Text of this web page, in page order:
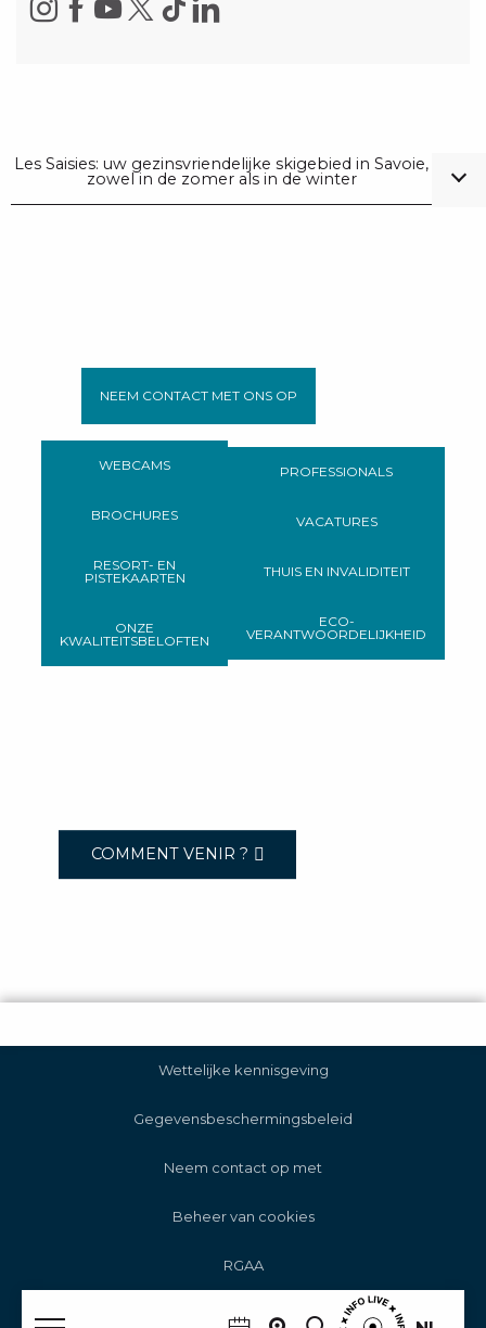
Les Saisies: uw gezinsvriendelijke skigebied in Savoie,
zowel in de zomer als in de winter
NEEM CONTACT MET ONS OP
WEBCAMS
BROCHURES
RESORT- EN
PISTEKAARTEN
ONZE
KWALITEITSBELOFTEN
PROFESSIONALS
VACATURES
THUIS EN INVALIDITEIT
ECO-
VERANTWOORDELIJKHEID
COMMENT VENIR ?
Wettelijke kennisgeving
Gegevensbeschermingsbeleid
Neem contact op met
Beheer van cookies
RGAA